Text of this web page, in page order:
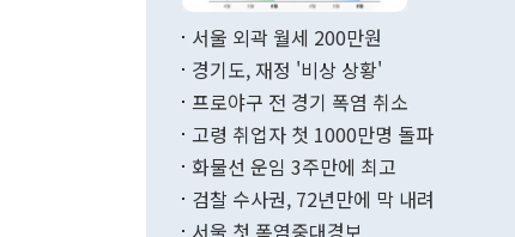
무너졌다
함께 4자
며 월간
196.9%
수출은
서울 외곽 월세 200만원
경기도, 재정 '비상 상황'
프로야구 전 경기 폭염 취소
고령 취업자 첫 1000만명 돌파
화물선 운임 3주만에 최고
검찰 수사권, 72년만에 막 내려